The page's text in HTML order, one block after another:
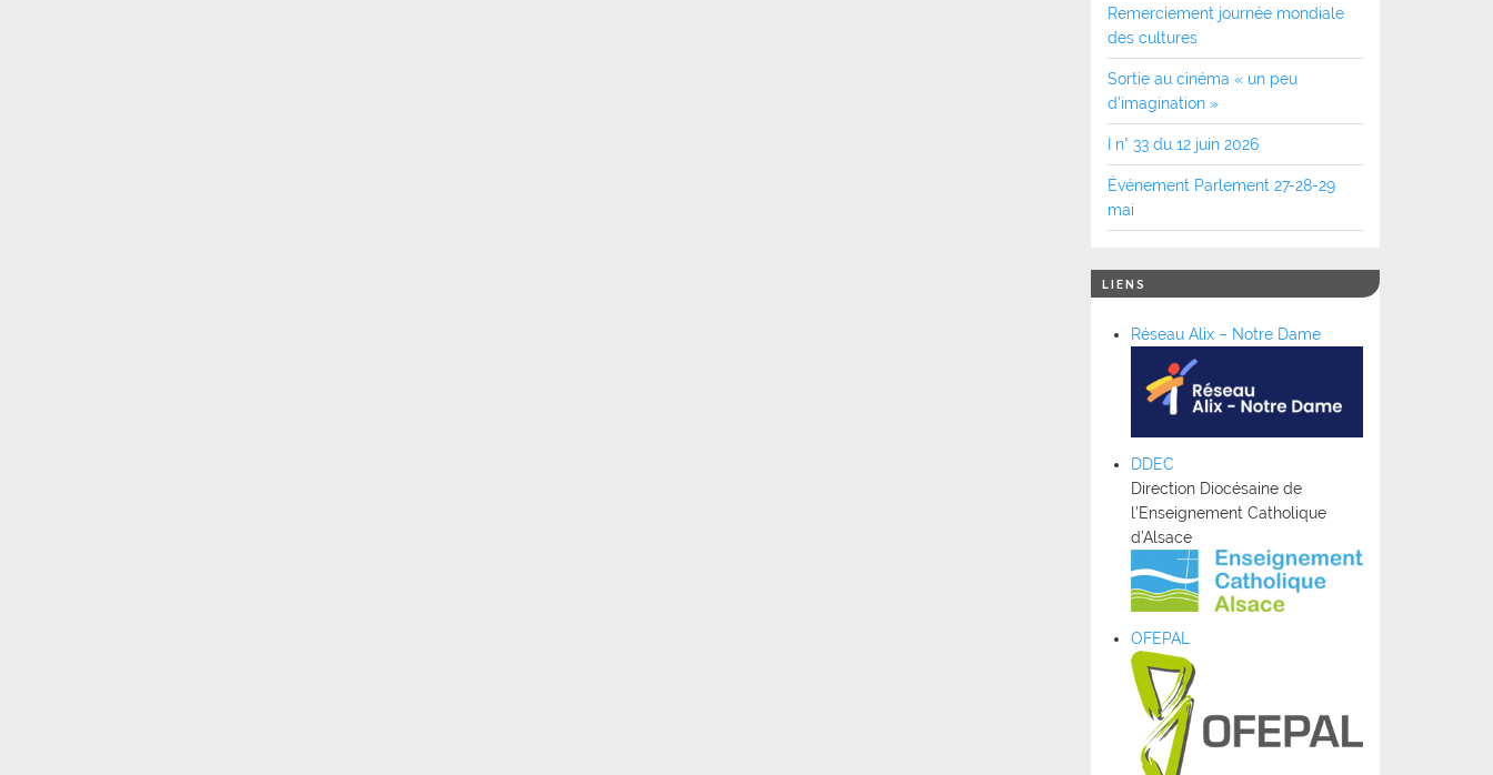
Remerciement journée mondiale
des cultures
Sortie au cinéma « un peu
d’imagination »
I n° 33 du 12 juin 2026
Événement Parlement 27-28-29
mai
LIENS
Réseau Alix – Notre Dame
DDEC
Direction Diocésaine de
l’Enseignement Catholique
d’Alsace
OFEPAL